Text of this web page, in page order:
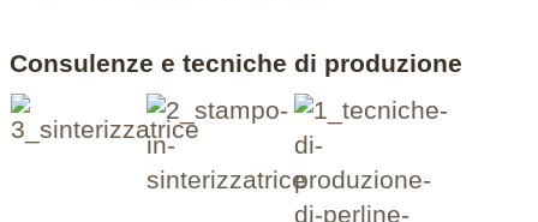
Consulenze e tecniche di produzione